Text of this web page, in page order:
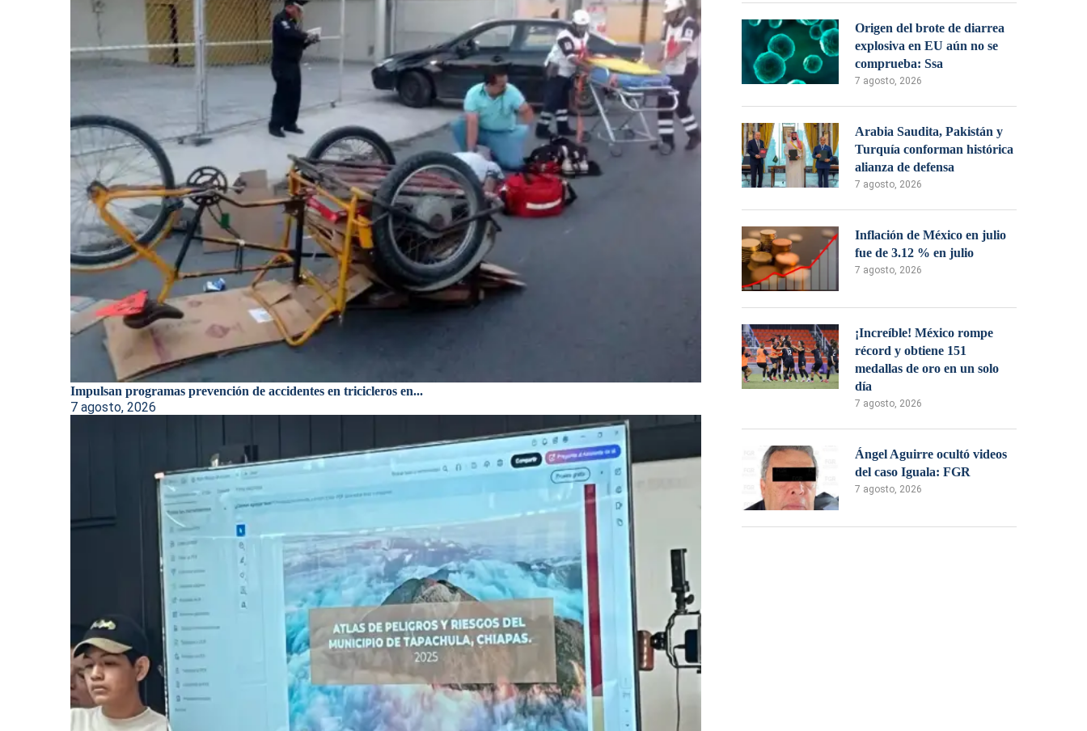
Impulsan programas prevención de accidentes en tricicleros en...
7 agosto, 2026
Origen del brote de diarrea
explosiva en EU aún no se
comprueba: Ssa
7 agosto, 2026
Arabia Saudita, Pakistán y
Turquía conforman histórica
alianza de defensa
7 agosto, 2026
Inflación de México en julio
fue de 3.12 % en julio
7 agosto, 2026
¡Increíble! México rompe
récord y obtiene 151
medallas de oro en un solo
día
7 agosto, 2026
Ángel Aguirre ocultó videos
del caso Iguala: FGR
7 agosto, 2026